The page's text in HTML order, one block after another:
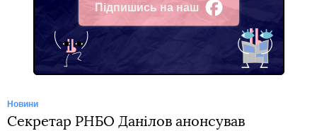
Підпишись на наш
Facebook
Новини
Секретар РНБО Данілов анонсував